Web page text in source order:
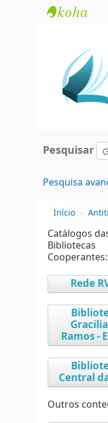
Agamenon
Pesquisar
Pesquisa
Início ›
Catálogos
Bibliotecas
Cooperantes:
Rede
Ramos -
Central
Outros